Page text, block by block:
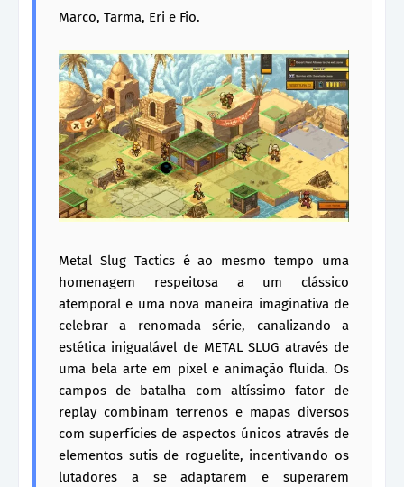
Marco, Tarma, Eri e Fio.
Metal Slug Tactics é ao mesmo tempo uma
homenagem respeitosa a um clássico
atemporal e uma nova maneira imaginativa de
celebrar a renomada série, canalizando a
estética inigualável de METAL SLUG através de
uma bela arte em pixel e animação fluida. Os
campos de batalha com altíssimo fator de
replay combinam terrenos e mapas diversos
com superfícies de aspectos únicos através de
elementos sutis de roguelite, incentivando os
lutadores a se adaptarem e superarem